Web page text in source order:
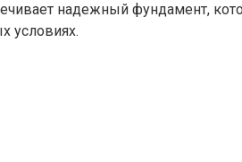
надежный фундамент,
условиях.